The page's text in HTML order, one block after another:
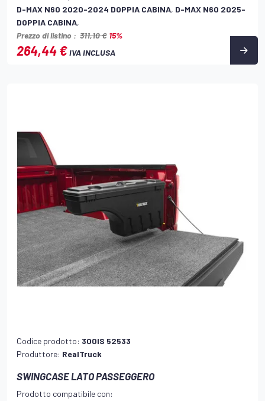
D-MAX N60 2020-2024 DOPPIA CABINA, D-MAX N60 2025-
DOPPIA CABINA,
Prezzo di listino : 311,10 € 15%
264,44 €IVA INCLUSA
Codice prodotto: 300IS 52533
Produttore: RealTruck
SWINGCASE LATO PASSEGGERO
Prodotto compatibile con: